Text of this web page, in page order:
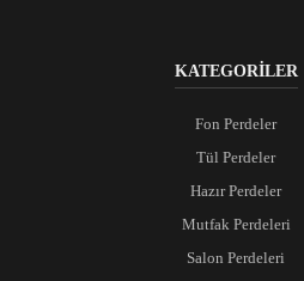
KATEGORİLER
Fon Perdeler
Tül Perdeler
Hazır Perdeler
Mutfak Perdeleri
Salon Perdeleri